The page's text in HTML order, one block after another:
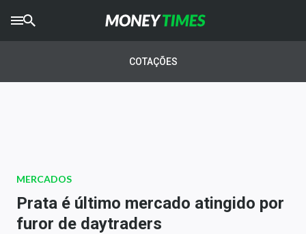
AGROTIMES
Newsletters
Money Trader
COTAÇÕES
MERCADOS
Prata é último mercado atingido por
furor de daytraders